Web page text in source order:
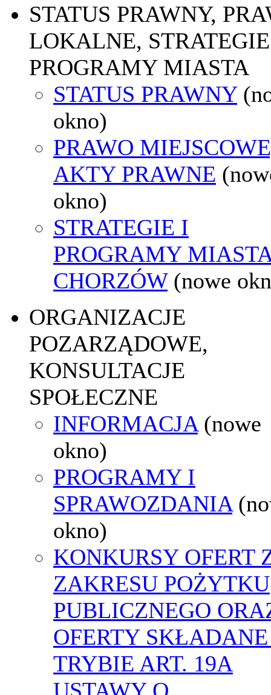
STATUS PRAWNY,
LOKALNE,
PROGRAMY MIASTA
STATUS PRAWNY
okno)
PRAWO
AKTY PRAWNE
okno)
STRATEGIE I
PROGRAMY
CHORZÓW (nowe
ORGANIZACJE
POZARZĄDOWE,
KONSULTACJE
SPOŁECZNE
INFORMACJA (nowe
okno)
PROGRAMY I
SPRAWOZDANIA
okno)
KONKURSY OFERT
ZAKRESU POŻYTKU
PUBLICZNEGO
OFERTY
TRYBIE ART. 19A